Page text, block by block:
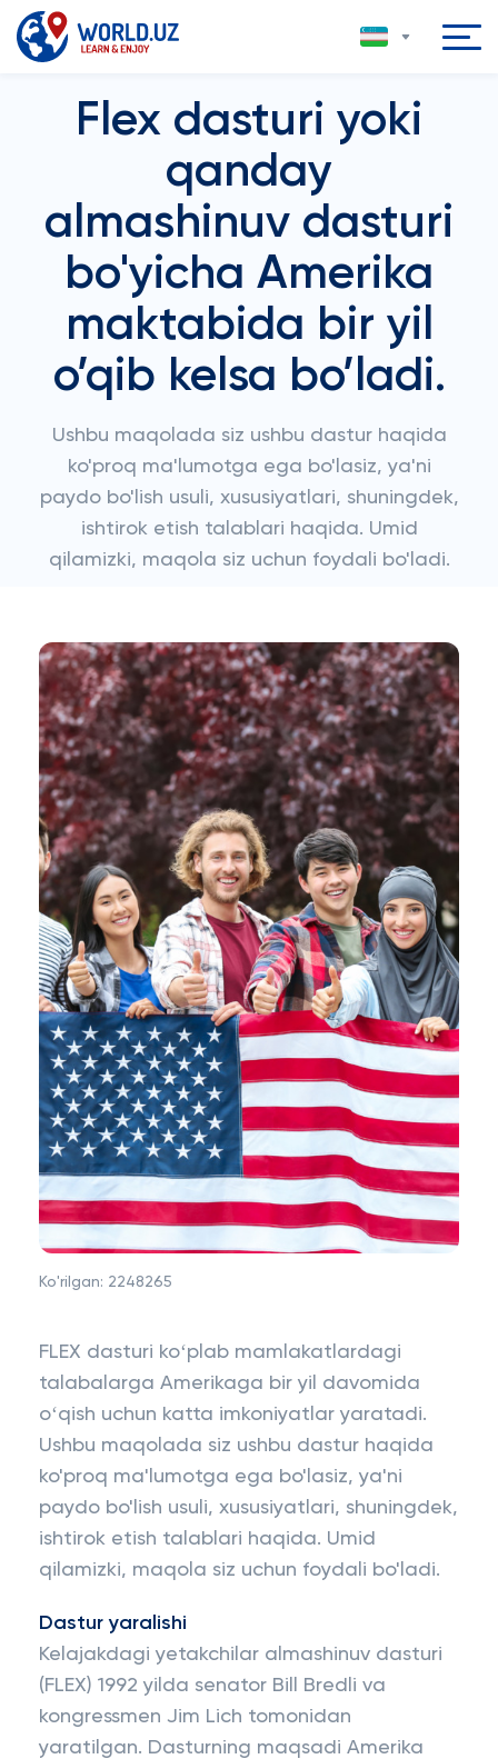
Flex dasturi yoki
qanday
almashinuv dasturi
bo'yicha Amerika
maktabida bir yil
o’qib kelsa bo’ladi.
Ushbu maqolada siz ushbu dastur haqida
ko'proq ma'lumotga ega bo'lasiz, ya'ni
paydo bo'lish usuli, xususiyatlari, shuningdek,
ishtirok etish talablari haqida. Umid
qilamizki, maqola siz uchun foydali bo'ladi.
Ko'rilgan: 2248265
FLEX dasturi koʻplab mamlakatlardagi
talabalarga Amerikaga bir yil davomida
oʻqish uchun katta imkoniyatlar yaratadi.
Ushbu maqolada siz ushbu dastur haqida
ko'proq ma'lumotga ega bo'lasiz, ya'ni
paydo bo'lish usuli, xususiyatlari, shuningdek,
ishtirok etish talablari haqida. Umid
qilamizki, maqola siz uchun foydali bo'ladi.
Dastur yaralishi
Kelajakdagi yetakchilar almashinuv dasturi
(FLEX) 1992 yilda senator Bill Bredli va
kongressmen Jim Lich tomonidan
yaratilgan. Dasturning maqsadi Amerika